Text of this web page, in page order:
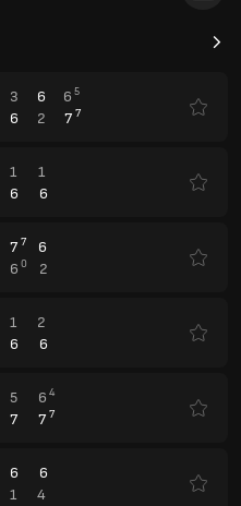
3 6 6 5
6 2 7 7
1
1
6
6
7 7
6
6 0 2
1
2
6
6
5 6 4
7 7 7
6
6
1
4